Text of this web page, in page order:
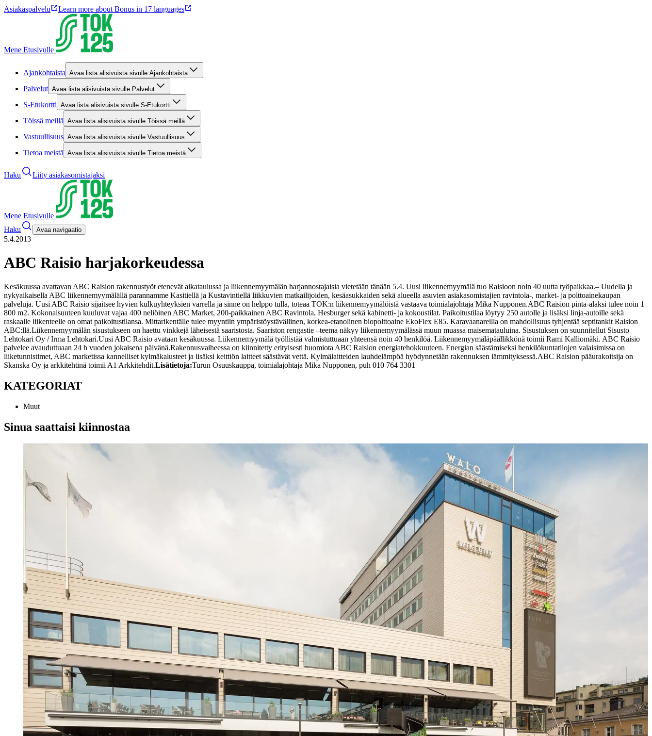
Asiakaspalvelu Learn more about Bonus in 17 languages
Mene Etusivulle
Ajankohtaista Avaa lista alisivuista sivulle Ajankohtaista
Palvelut Avaa lista alisivuista sivulle Palvelut
S-Etukortti Avaa lista alisivuista sivulle S-Etukortti
Töissä meillä Avaa lista alisivuista sivulle Töissä meillä
Vastuullisuus Avaa lista alisivuista sivulle Vastuullisuus
Tietoa meistä Avaa lista alisivuista sivulle Tietoa meistä
Haku Liity asiakasomistajaksi
Mene Etusivulle
Haku
Avaa navigaatio
5.4.2013
ABC Raisio harjakorkeudessa
Kesäkuussa avattavan ABC Raision rakennustyöt etenevät aikataulussa ja liikennemyymälän harjannostajaisia vietetään tänään 5.4. Uusi liikennemyymälä tuo Raisioon noin 40 uutta työpaikkaa.– Uudella ja
nykyaikaisella ABC liikennemyymälällä parannamme Kasitiellä ja Kustavintiellä liikkuvien matkailijoiden, kesäasukkaiden sekä alueella asuvien asiakasomistajien ravintola-, market- ja polttoainekaupan
palveluja. Uusi ABC Raisio sijaitsee hyvien kulkuyhteyksien varrella ja sinne on helppo tulla, toteaa TOK:n liikennemyymälöistä vastaava toimialajohtaja Mika Nupponen.ABC Raision pinta-alaksi tulee noin 1
800 m2. Kokonaisuuteen kuuluvat vajaa 400 neliöinen ABC Market, 200-paikkainen ABC Ravintola, Hesburger sekä kabinetti- ja kokoustilat. Paikoitustilaa löytyy 250 autolle ja lisäksi linja-autoille sekä
raskaalle liikenteelle on omat paikoitustilansa. Mittarikentälle tulee myyntiin ympäristöystävällinen, korkea-etanolinen biopolttoaine EkoFlex E85. Karavaanareilla on mahdollisuus tyhjentää septitankit Raision
ABC:llä.Liikennemyymälän sisustukseen on haettu vinkkejä läheisestä saaristosta. Saariston rengastie –teema näkyy liikennemyymälässä muun muassa maisematauluina. Sisustuksen on suunnitellut Sisusto
Lehtokari Oy / Irma Lehtokari.Uusi ABC Raisio avataan kesäkuussa. Liikennemyymälä työllistää valmistuttuaan yhteensä noin 40 henkilöä. Liikennemyymäläpäällikkönä toimii Rami Kalliomäki. ABC Raisio
palvelee avauduttuaan 24 h vuoden jokaisena päivänä.Rakennusvaiheessa on kiinnitetty erityisesti huomiota ABC Raision energiatehokkuuteen. Energian säästämiseksi henkilökuntatilojen valaisimissa on
liiketunnistimet, ABC marketissa kannelliset kylmäkalusteet ja lisäksi keittiön laitteet säästävät vettä. Kylmälaitteiden lauhdelämpöä hyödynnetään rakennuksen lämmityksessä.ABC Raision pääurakoitsija on
Skanska Oy ja arkkitehtinä toimii A1 Arkkitehdit.Lisätietoja:Turun Osuuskauppa, toimialajohtaja Mika Nupponen, puh 010 764 3301
KATEGORIAT
Muut
Sinua saattaisi kiinnostaa